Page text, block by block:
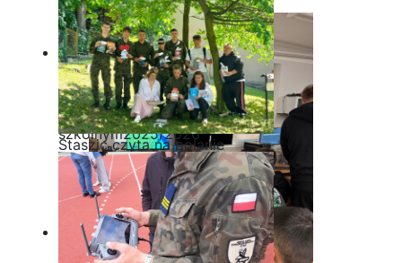
Ostatnia garść certyfikatów
Akademii CISCO w roku
szkolnym2025/2026
Staszic czyta na polanie